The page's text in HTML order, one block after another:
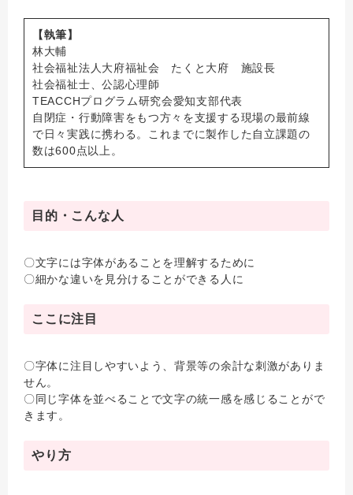
【執筆】
林大輔
社会福祉法人大府福祉会 たくと大府 施設長
社会福祉士、公認心理師
TEACCHプログラム研究会愛知支部代表
自閉症・行動障害をもつ方々を支援する現場の最前線
で日々実践に携わる。これまでに製作した自立課題の
数は600点以上。
目的・こんな人
〇文字には字体があることを理解するために
〇細かな違いを見分けることができる人に
ここに注目
〇字体に注目しやすいよう、背景等の余計な刺激がありま
せん。
〇同じ字体を並べることで文字の統一感を感じることがで
きます。
やり方